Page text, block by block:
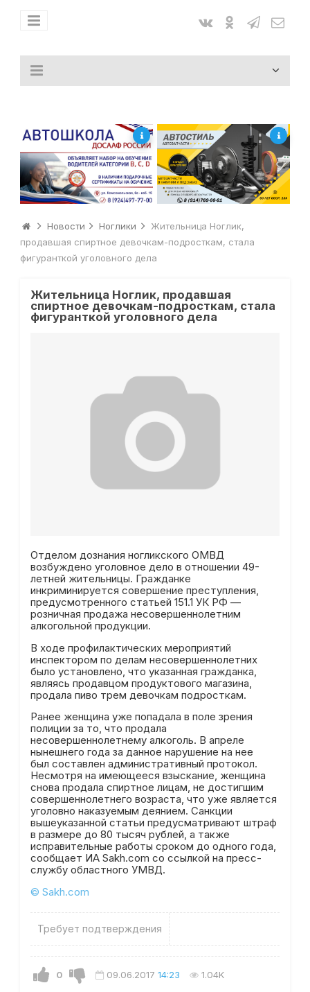
Новости Ноглики
Жительница Ноглик,
продавшая спиртное девочкам-подросткам, стала
фигуранткой уголовного дела
Жительница Ноглик, продавшая
спиртное девочкам-подросткам, стала
фигуранткой уголовного дела
Отделом дознания ногликского ОМВД
возбуждено уголовное дело в отношении 49-
летней жительницы. Гражданке
инкриминируется совершение преступления,
предусмотренного статьей 151.1 УК РФ —
розничная продажа несовершеннолетним
алкогольной продукции.
В ходе профилактических мероприятий
инспектором по делам несовершеннолетних
было установлено, что указанная гражданка,
являясь продавцом продуктового магазина,
продала пиво трем девочкам подросткам.
Ранее женщина уже попадала в поле зрения
полиции за то, что продала
несовершеннолетнему алкоголь. В апреле
нынешнего года за данное нарушение на нее
был составлен административный протокол.
Несмотря на имеющееся взыскание, женщина
снова продала спиртное лицам, не достигшим
совершеннолетнего возраста, что уже является
уголовно наказуемым деянием. Санкции
вышеуказанной статьи предусматривают штраф
в размере до 80 тысяч рублей, а также
исправительные работы сроком до одного года,
сообщает ИА Sakh.com со ссылкой на пресс-
службу областного УМВД.
© Sakh.com
Требует подтверждения
0 09.06.2017 14:23 1.04K